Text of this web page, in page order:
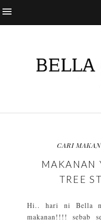
CARI
MAKANAN
TREE
Hi.. hari ni Bella
makanan!!!! sebab